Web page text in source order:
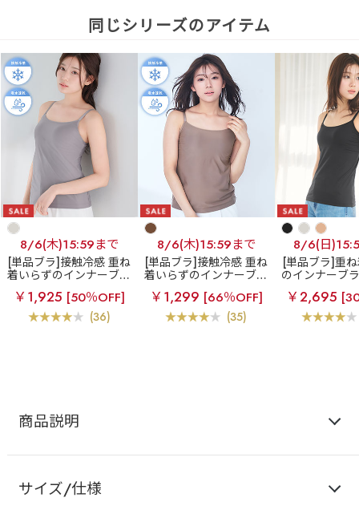
同じシリーズのアイテム
8/6(木)15:59まで
[単品ブラ]接触冷感 重ね
着いらずのインナーブラ
エアリークール 美シル
エット ブラトップ (ソフ
トワイヤー)
￥1,925 [50％OFF]
(36)
8/6(木)15:59まで
[単品ブラ]接触冷感 重ね
着いらずのインナーブラ
エアリークール 美シル
エット ブラトップ (ソフ
トワイヤー)
￥1,299 [66％OFF]
(35)
8/6(日
[単品ブラ]重
のインナーブラ
エット ブラト
トワイ
￥2,695
商品説明
サイズ/仕様